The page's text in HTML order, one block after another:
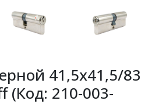
41,5x41,5/83
(Код: 210-003-